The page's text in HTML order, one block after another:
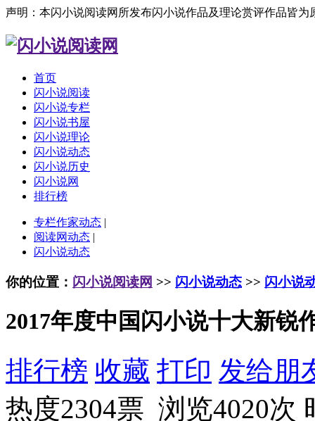
声明：本闪小说阅读网所发布闪小说作品及理论赏评作品皆
首页
闪小说阅读
闪小说专栏
闪小说书屋
闪小说理论
闪小说动态
闪小说历史
闪小说网
排行榜
专栏作家动态 |
阅读网动态 |
闪小说动态
你的位置： 闪小说阅读网 >> 闪小说动态 >> 闪小说
2017年度中国闪小说十大新锐
排行榜 收藏 打印 发给朋
热度2304票 浏览4020次